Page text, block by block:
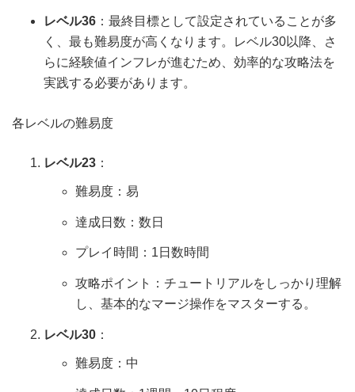
レベル36 ：最終目標として設定されていることが多
く、最も難易度が高くなります。レベル30以降、さ
らに経験値インフレが進むため、効率的な攻略法を
実践する必要があります。
各レベルの難易度
レベル23 ：
難易度：易
達成日数：数日
プレイ時間：1日数時間
攻略ポイント：チュートリアルをしっかり理解
し、基本的なマージ操作をマスターする。
レベル30 ：
難易度：中